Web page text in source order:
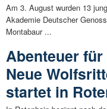
Am 3. August wurden 13
Akademie Deutscher
Montabaur ...
Abenteuer
Neue
startet in